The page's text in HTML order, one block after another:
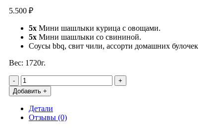
5.500 ₽
5х Мини шашлыки курица с овощами.
5х Мини шашлыки со свининой.
Соусы bbq, свит чили, ассорти домашних булочек
Вес: 1720г.
Количество
товара
Сет
мясных
шашлыков
Добавить +
Детали
Отзывы (0)